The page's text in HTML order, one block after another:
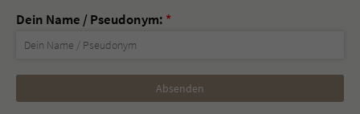
Dein Name / Pseudonym: *
Nicht
ausfüllen!